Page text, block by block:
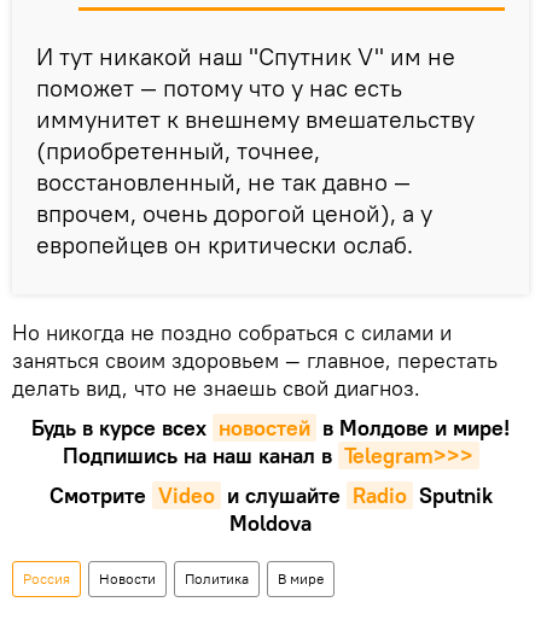
И тут никакой наш "Спутник V" им не
поможет — потому что у нас есть
иммунитет к внешнему вмешательству
(приобретенный, точнее,
восстановленный, не так давно —
впрочем, очень дорогой ценой), а у
европейцев он критически ослаб.
Но никогда не поздно собраться с силами и
заняться своим здоровьем — главное, перестать
делать вид, что не знаешь свой диагноз.
Будь в курсе всех новостей в Молдове и мире!
Подпишись на наш канал в Telegram>>>
Смотрите Video и слушайте Radio Sputnik
Moldova
Россия Новости Политика В мире